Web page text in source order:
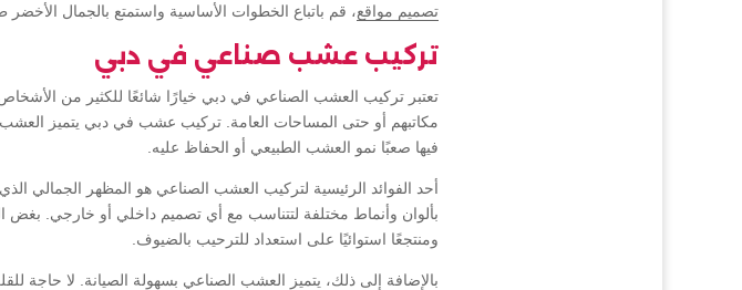
تصميم مواقع، قم باتباع الخطوات الأساسية واستمتع بالجمال الأخضر
تركيب عشب صناعي في دبي
تعتبر تركيب العشب الصناعي في دبي خيارًا شائعًا للكثير من الأشخاص
مكاتبهم أو حتى المساحات العامة. تركيب عشب في دبي يتميز العشب
فيها صعبًا نمو العشب الطبيعي أو الحفاظ عليه.
أحد الفوائد الرئيسية لتركيب العشب الصناعي هو المظهر
بألوان وأنماط مختلفة لتتناسب مع أي تصميم داخلي أو خارجي.
ومنتجعًا استوائيًا على استعداد للترحيب بالضيوف.
بالإضافة إلى ذلك، يتميز العشب الصناعي بسهولة الصيانة. لا